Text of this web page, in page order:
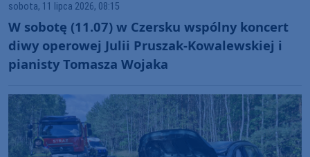
sobota, 11 lipca 2026, 08:15
W sobotę (11.07) w Czersku wspólny koncert
diwy operowej Julii Pruszak-Kowalewskiej i
pianisty Tomasza Wojaka